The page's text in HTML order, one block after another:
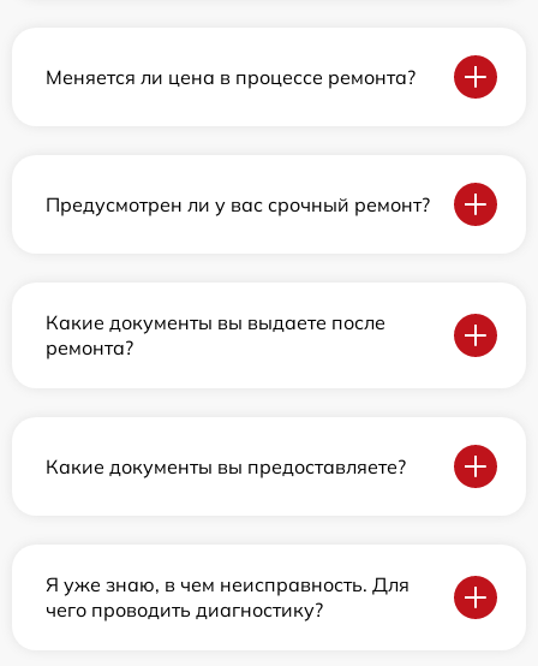
Меняется ли цена в процессе ремонта?
Предусмотрен ли у вас срочный ремонт?
Какие документы вы выдаете после
ремонта?
Какие документы вы предоставляете?
Я уже знаю, в чем неисправность. Для
чего проводить диагностику?